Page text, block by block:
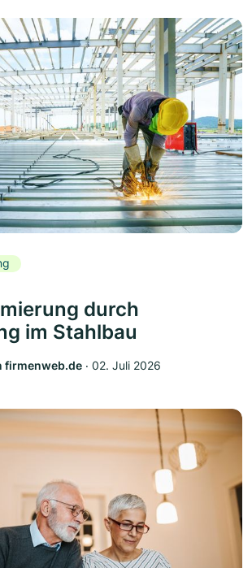
durch
im Stahlbau
firmenweb.de ‧ 02. Juli 2026